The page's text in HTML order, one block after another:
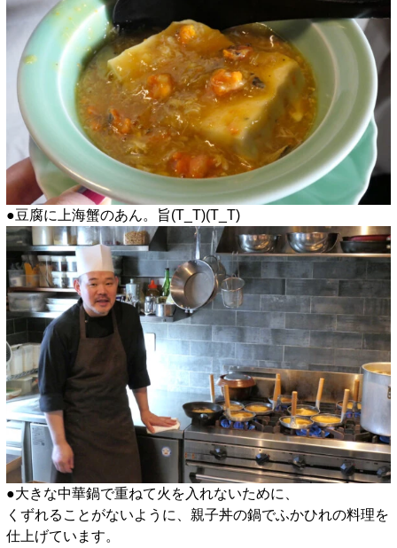
●豆腐に上海蟹のあん。旨(T_T)(T_T)
●大きな中華鍋で重ねて火を入れないために、
くずれることがないように、親子丼の鍋でふかひれの料理を
仕上げています。